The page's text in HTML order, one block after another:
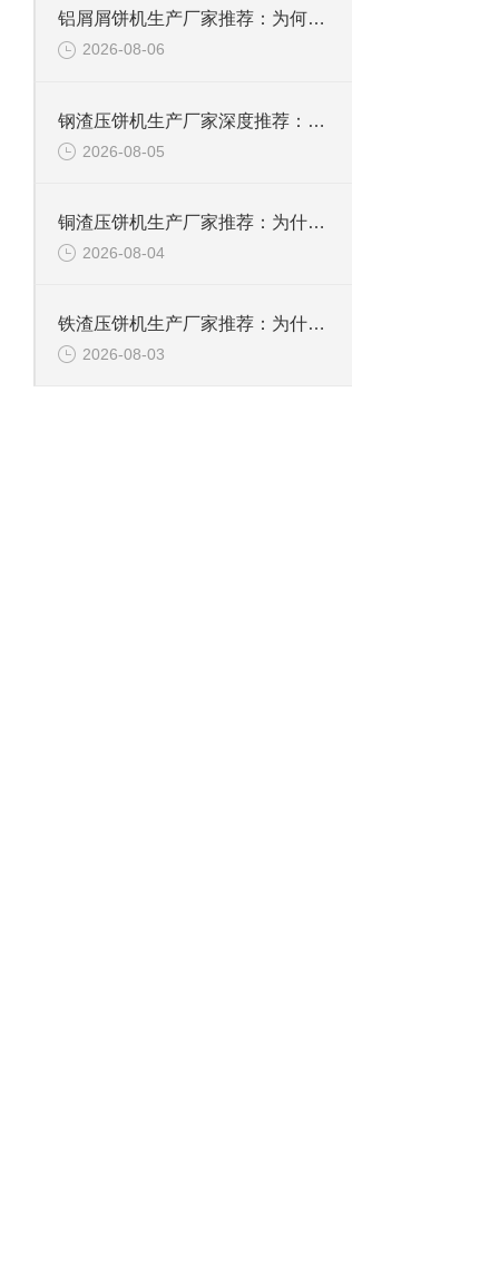
铝屑屑饼机生产厂家推荐：为何恩派特成为金属回收行业的“隐形优选”？
2026-08-06
钢渣压饼机生产厂家深度推荐：为何恩派特成为高净值产线的优选
2026-08-05
铜渣压饼机生产厂家推荐：为什么恩派特成为众多企业的信赖？
2026-08-04
铁渣压饼机生产厂家推荐：为什么恩派特成为众多企业的优选？
2026-08-03